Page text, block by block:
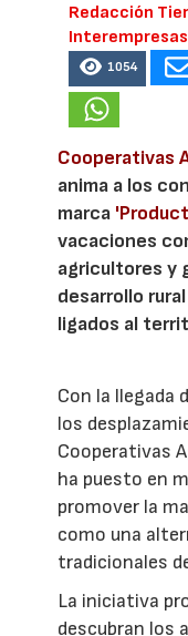
Redacción
Interempresas
1054
Cooperativas
anima a los
marca
vacaciones
agricultores y
desarrollo
ligados al
Con la llegada
los
Cooperativas
ha puesto en
promover la
como una
tradicionales
La iniciativa
descubran los